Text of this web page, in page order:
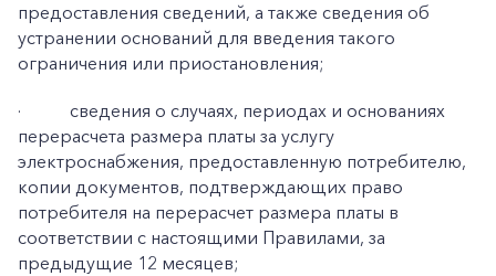
предоставления сведений, а также сведения об
устранении оснований для введения такого
ограничения или приостановления;
·
сведения о случаях, периодах и основаниях
перерасчета размера платы за услугу
электроснабжения, предоставленную потребителю,
копии документов, подтверждающих право
потребителя на перерасчет размера платы в
соответствии с настоящими Правилами, за
предыдущие 12 месяцев;